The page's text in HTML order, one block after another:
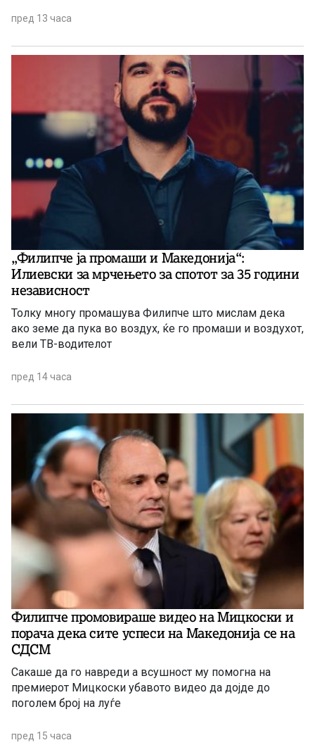
пред 13 часа
„Филипче ја промаши и Македонија“:
Илиевски за мрчењето за спотот за 35 години
независност
Толку многу промашува Филипче што мислам дека
ако земе да пука во воздух, ќе го промаши и воздухот,
вели ТВ-водителот
пред 14 часа
Филипче промовираше видео на Мицкоски и
порача дека сите успеси на Македонија се на
СДСМ
Сакаше да го навреди а всушност му помогна на
премиерот Мицкоски убавото видео да дојде до
поголем број на луѓе
пред 15 часа